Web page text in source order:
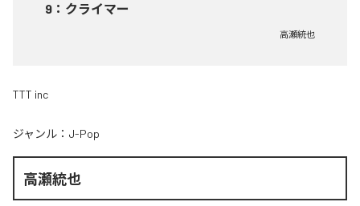
9 ： クライマー
高瀬統也
TTT inc
ジャンル： J-Pop
高瀬統也